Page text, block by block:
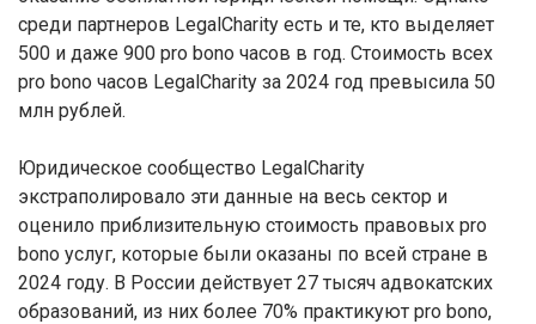
среди партнеров LegalCharity есть и те, кто выделяет
500 и даже 900 pro bono часов в год. Стоимость всех
pro bono часов LegalCharity за 2024 год превысила 50
млн рублей.
Юридическое сообщество LegalCharity
экстраполировало эти данные на весь сектор и
оценило приблизительную стоимость правовых pro
bono услуг, которые были оказаны по всей стране в
2024 году. В России действует 27 тысяч адвокатских
образований, из них более 70% практикуют pro bono,